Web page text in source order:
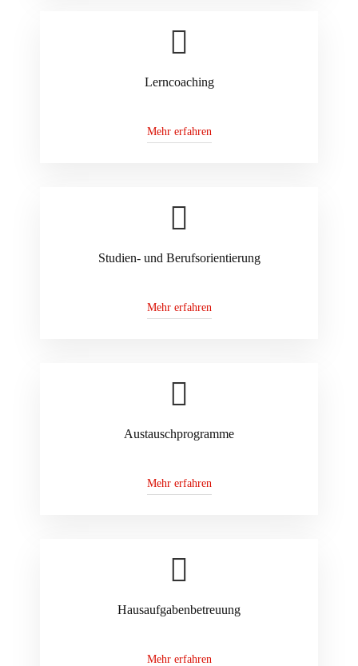
Lerncoaching
Mehr erfahren
Studien- und Berufsorientierung
Mehr erfahren
Austauschprogramme
Mehr erfahren
Hausaufgabenbetreuung
Mehr erfahren